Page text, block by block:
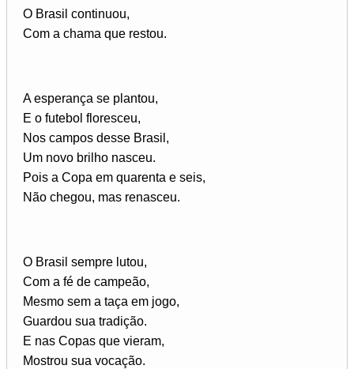
O Brasil continuou,
Com a chama que restou.
A esperança se plantou,
E o futebol floresceu,
Nos campos desse Brasil,
Um novo brilho nasceu.
Pois a Copa em quarenta e seis,
Não chegou, mas renasceu.
O Brasil sempre lutou,
Com a fé de campeão,
Mesmo sem a taça em jogo,
Guardou sua tradição.
E nas Copas que vieram,
Mostrou sua vocação.